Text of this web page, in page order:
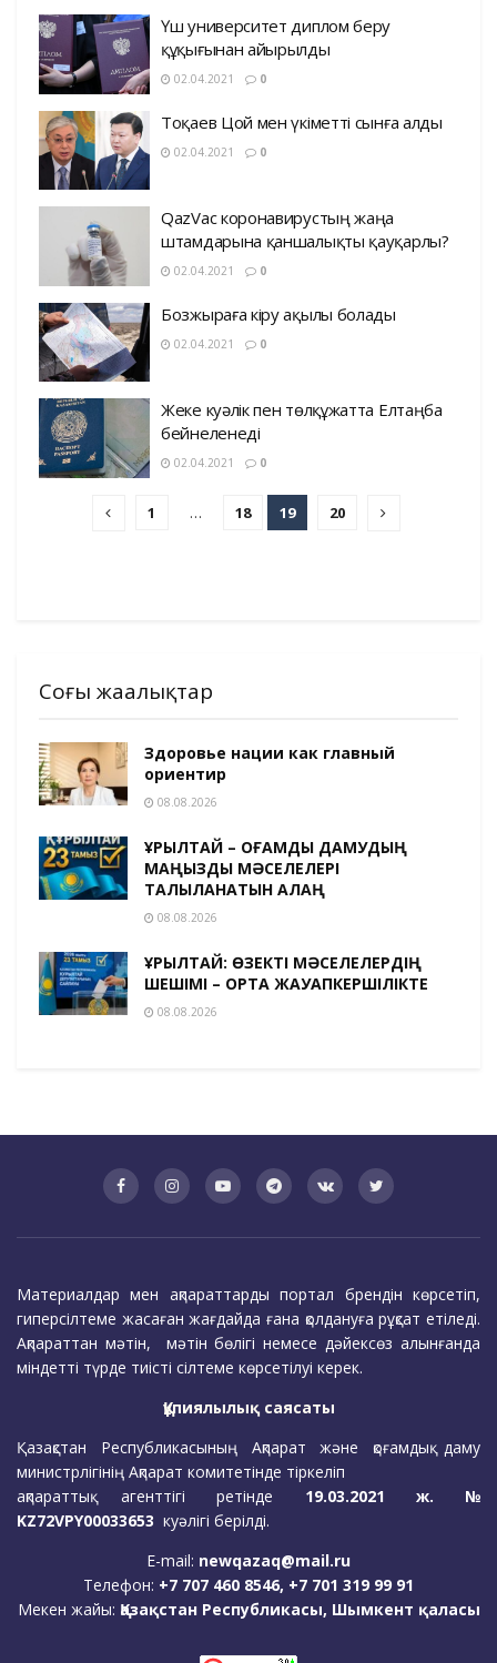
Үш университет диплом беру
құқығынан айырылды
02.04.2021 0
Тоқаев Цой мен үкіметті сынға алды
02.04.2021 0
QazVac коронавирустың жаңа
штамдарына қаншалықты қауқарлы?
02.04.2021 0
Бозжыраға кіру ақылы болады
02.04.2021 0
Жеке куәлік пен төлқұжатта Елтаңба
бейнеленеді
02.04.2021 0
1 … 18 19 20
Соңғы жаңалықтар
Здоровье нации как главный
ориентир
08.08.2026
ҚҰРЫЛТАЙ – ҚОҒАМДЫҚ ДАМУДЫҢ
МАҢЫЗДЫ МӘСЕЛЕЛЕРІ
ТАЛҚЫЛАНАТЫН АЛАҢ
08.08.2026
ҚҰРЫЛТАЙ: ӨЗЕКТІ МӘСЕЛЕЛЕРДІҢ
ШЕШІМІ – ОРТАҚ ЖАУАПКЕРШІЛІКТЕ
08.08.2026
Материалдар мен ақпараттарды портал брендін көрсетіп,
гиперсілтеме жасаған жағдайда ғана қолдануға рұқсат етіледі.
Ақпараттан мәтін, мәтін бөлігі немесе дәйексөз алынғанда
міндетті түрде тиісті сілтеме көрсетілуі керек.
Құпиялылық саясаты
Қазақстан Республикасының Ақпарат және қоғамдық даму
министрлігінің Ақпарат комитетінде тіркеліп
ақпараттық агенттігі ретінде 19.03.2021 ж. №
KZ72VPY00033653 куәлігі берілді.
E-mail: newqazaq@mail.ru
Телефон: +7 707 460 8546, +7 701 319 99 91
Мекен жайы: Қазақстан Республикасы, Шымкент қаласы